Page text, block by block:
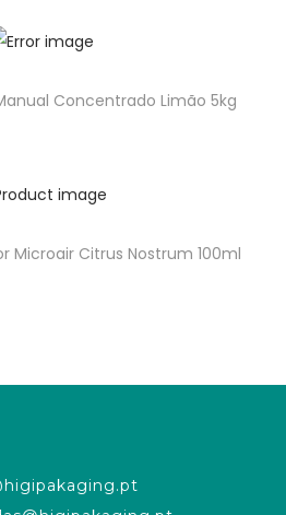
Concentrado Limão 5kg
Microair Citrus Nostrum 100ml